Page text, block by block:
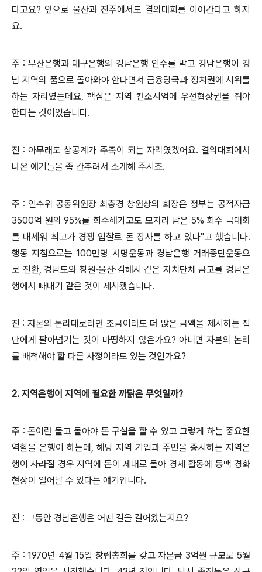
다고요? 앞으로 울산과 진주에서도 결의대회를 이어간다고 하지
요.
주 : 부산은행과 대구은행의 경남은행 인수를 막고 경남은행이 경
남 지역의 품으로 돌아와야 한다면서 금융당국과 정치권에 시위를
하는 자리였는데요, 핵심은 지역 컨소시엄에 우선협상권을 줘야
한다는 것이었습니다.
진 : 아무래도 상공계가 주축이 되는 자리였겠어요. 결의대회에서
나온 얘기들을 좀 간추려서 소개해 주시죠.
주 : 인수위 공동위원장 최충경 창원상의 회장은 정부는 공적자금
3500억 원의 95%를 회수해가고도 모자라 남은 5% 회수 극대화
를 내세워 최고가 경쟁 입찰로 돈 장사를 하고 있다"고 했습니다.
행동 지침으로는 100만명 서명운동과 경남은행 거래중단운동으
로 전환, 경남도와 창원·울산·김해시 같은 자치단체 금고를 경남은
행에서 빼내기 같은 것이 제시됐습니다.
진 : 자본의 논리대로라면 조금이라도 더 많은 금액을 제시하는 집
단에게 팔아넘기는 것이 마땅하지 않은가요? 아니면 자본의 논리
를 배척해야 할 다른 사정이라도 있는 것인가요?
2. 지역은행이 지역에 필요한 까닭은 무엇일까?
주 : 돈이란 돌고 돌아야 돈 구실을 할 수 있고 그렇게 하는 중요한
역할을 은행이 하는데, 해당 지역 기업과 주민을 중시하는 지역은
행이 사라질 경우 지역에 돈이 제대로 돌아 경제 활동에 동맥 경화
현상이 일어날 수 있다는 얘기입니다.
진 : 그동안 경남은행은 어떤 길을 걸어왔는지요?
주 : 1970년 4월 15일 창립총회를 갖고 자본금 3억원 규모로 5월